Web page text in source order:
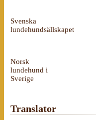
Svenska
lundehundsällskapet
Norsk
lundehund i
Sverige
Translator